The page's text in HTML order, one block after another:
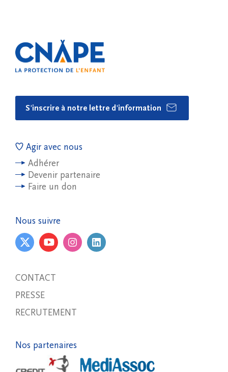
S'inscrire à notre lettre d'information
Agir avec nous
Adhérer
Devenir partenaire
Faire un don
Nous suivre
CONTACT
PRESSE
RECRUTEMENT
Nos partenaires